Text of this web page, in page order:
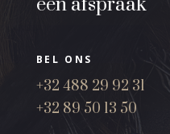
BEL ONS
+32 488 29 92 31
+32 89 50 13 50